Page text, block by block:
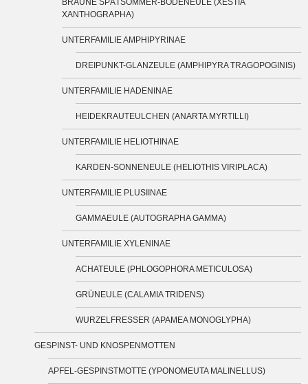
BRAUNE SPÄTSOMMER-BODENEULE (XESTIA
XANTHOGRAPHA)
UNTERFAMILIE AMPHIPYRINAE
DREIPUNKT-GLANZEULE (AMPHIPYRA TRAGOPOGINIS)
UNTERFAMILIE HADENINAE
HEIDEKRAUTEULCHEN (ANARTA MYRTILLI)
UNTERFAMILIE HELIOTHINAE
KARDEN-SONNENEULE (HELIOTHIS VIRIPLACA)
UNTERFAMILIE PLUSIINAE
GAMMAEULE (AUTOGRAPHA GAMMA)
UNTERFAMILIE XYLENINAE
ACHATEULE (PHLOGOPHORA METICULOSA)
GRÜNEULE (CALAMIA TRIDENS)
WURZELFRESSER (APAMEA MONOGLYPHA)
GESPINST- UND KNOSPENMOTTEN
APFEL-GESPINSTMOTTE (YPONOMEUTA MALINELLUS)